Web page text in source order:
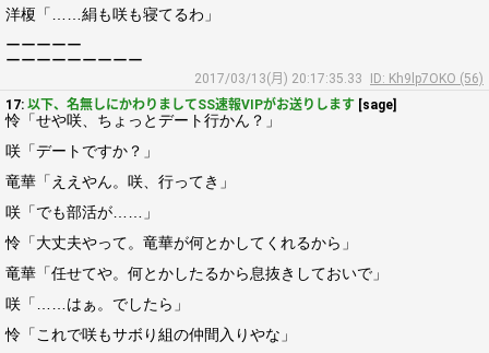
洋榎「……絹も咲も寝てるわ」
ーーーーー
ーーーーーーーーー
2017/03/13(月) 20:17:35.33
ID: Kh9lp7OKO (56)
17: 以下、名無しにかわりましてSS速報VIPがお送りします [sage]
怜「せや咲、ちょっとデート行かん？」
咲「デートですか？」
竜華「ええやん。咲、行ってき」
咲「でも部活が……」
怜「大丈夫やって。竜華が何とかしてくれるから」
竜華「任せてや。何とかしたるから息抜きしておいで」
咲「……はぁ。でしたら」
怜「これで咲もサボり組の仲間入りやな」